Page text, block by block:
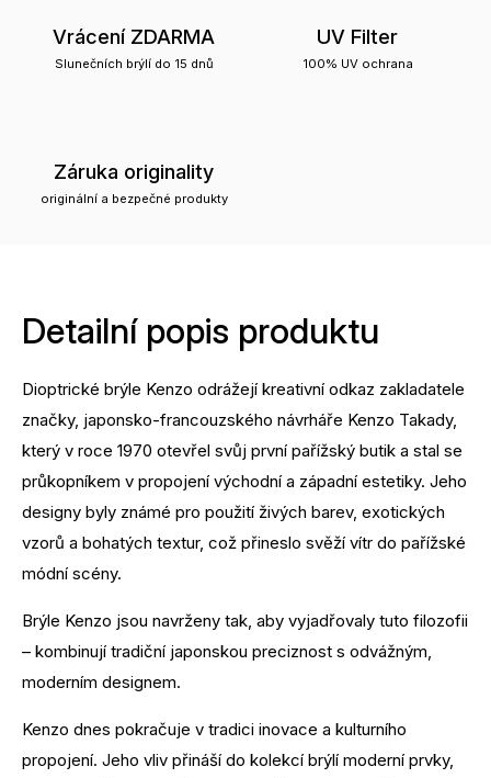
Vrácení ZDARMA
Slunečních brýlí do 15 dnů
UV Filter
100% UV ochrana
Záruka originality
originální a bezpečné produkty
Detailní popis produktu
Dioptrické brýle Kenzo odrážejí kreativní odkaz zakladatele
značky, japonsko-francouzského návrháře Kenzo Takady,
který v roce 1970 otevřel svůj první pařížský butik a stal se
průkopníkem v propojení východní a západní estetiky. Jeho
designy byly známé pro použití živých barev, exotických
vzorů a bohatých textur, což přineslo svěží vítr do pařížské
módní scény.
Brýle Kenzo jsou navrženy tak, aby vyjadřovaly tuto filozofii
– kombinují tradiční japonskou preciznost s odvážným,
moderním designem.
Kenzo dnes pokračuje v tradici inovace a kulturního
propojení. Jeho vliv přináší do kolekcí brýlí moderní prvky,